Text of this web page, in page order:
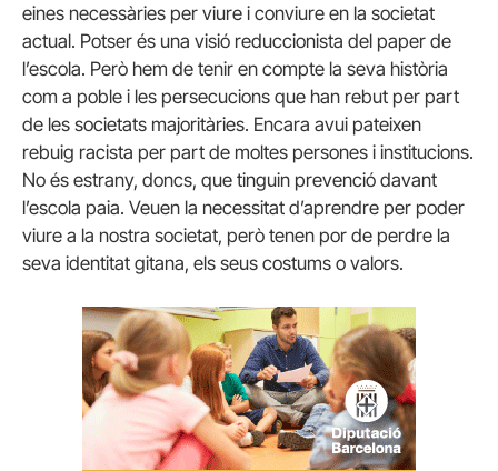
eines necessàries per viure i conviure en la societat
actual. Potser és una visió reduccionista del paper de
l’escola. Però hem de tenir en compte la seva història
com a poble i les persecucions que han rebut per part
de les societats majoritàries. Encara avui pateixen
rebuig racista per part de moltes persones i institucions.
No és estrany, doncs, que tinguin prevenció davant
l’escola paia. Veuen la necessitat d’aprendre per poder
viure a la nostra societat, però tenen por de perdre la
seva identitat gitana, els seus costums o valors.